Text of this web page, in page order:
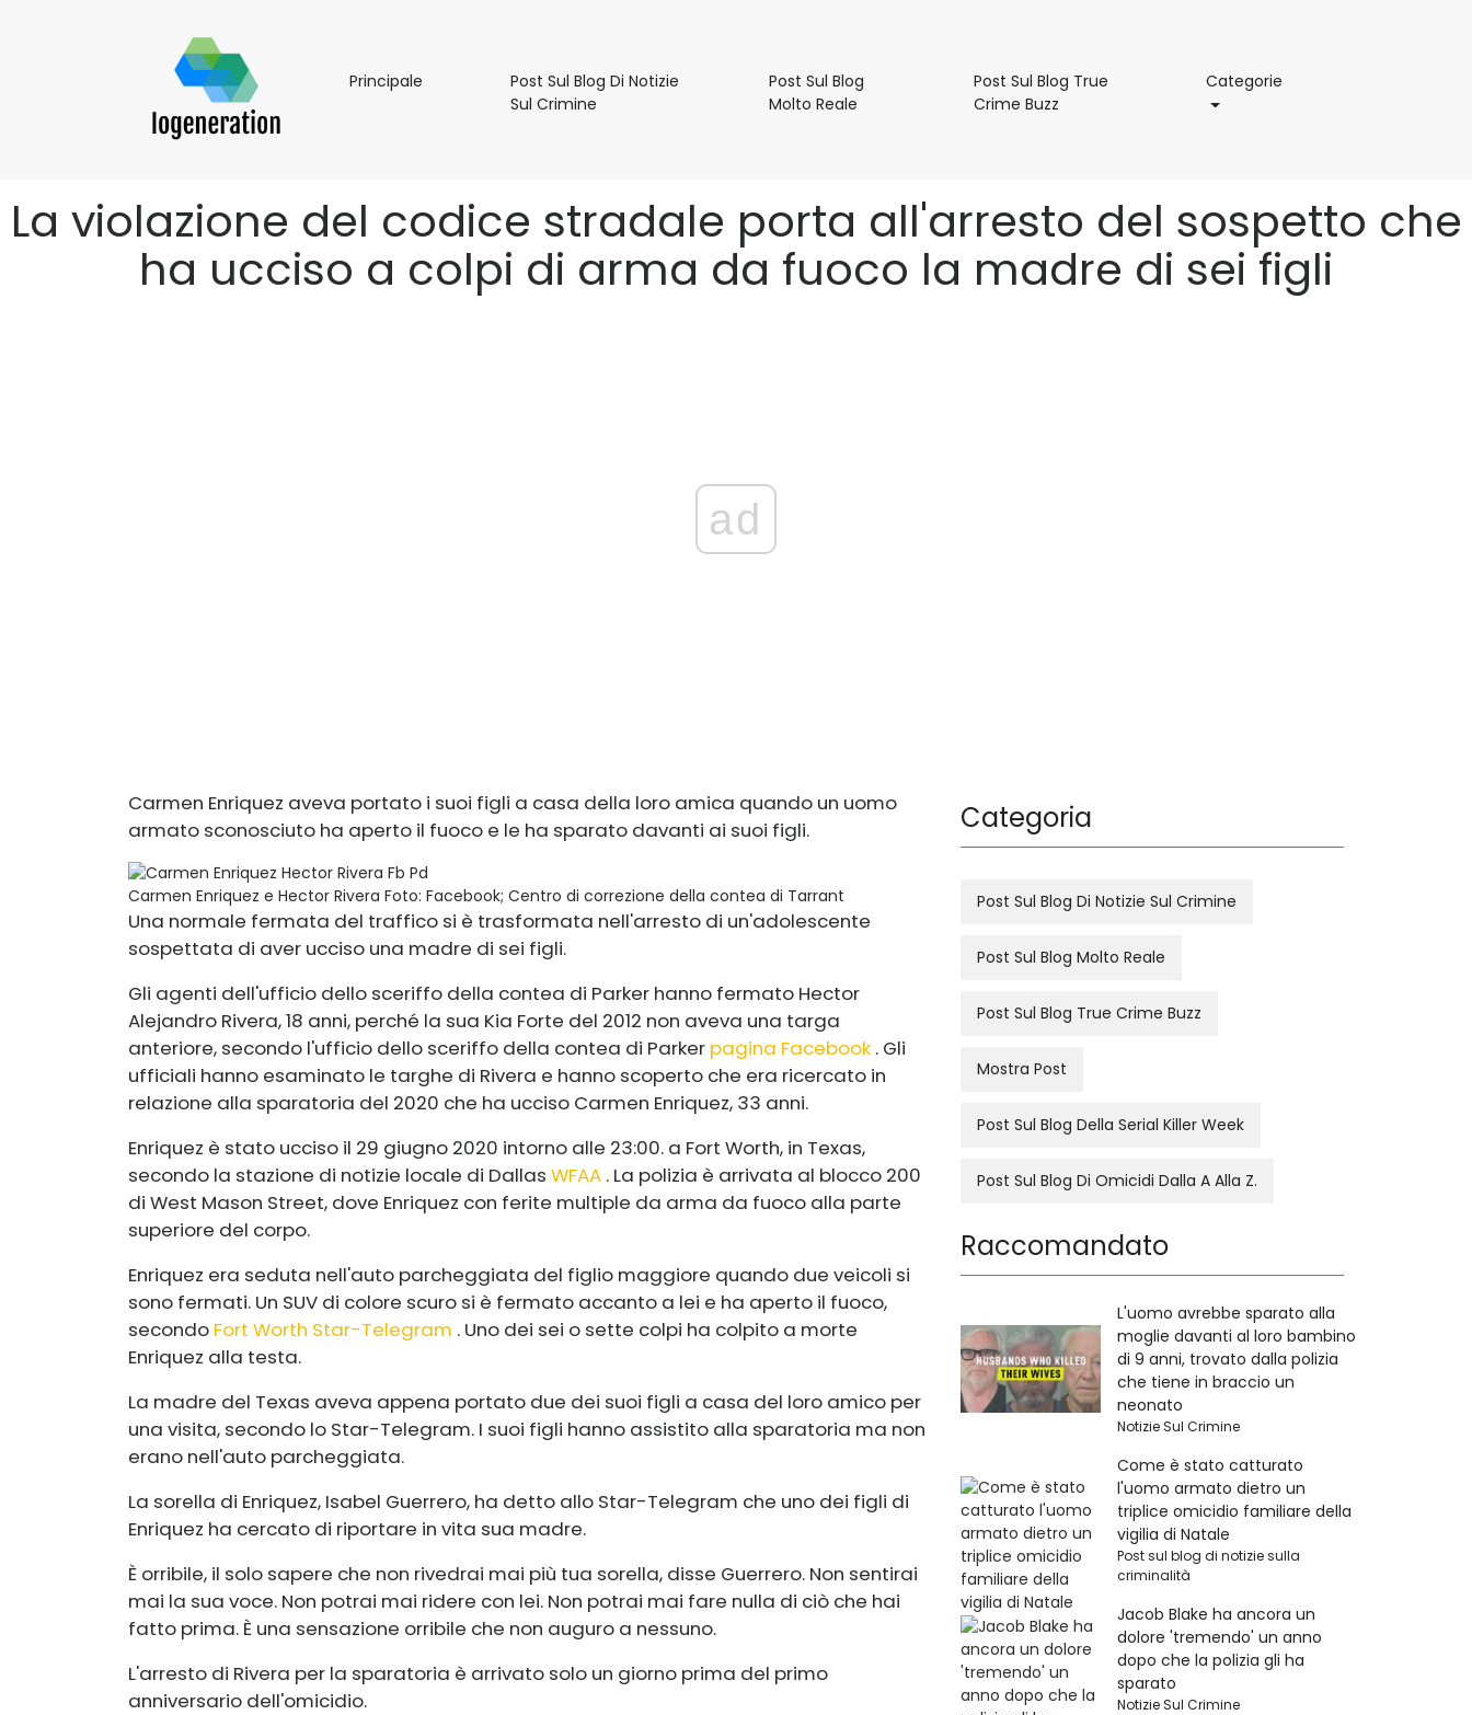
PrincipalePrincipale
Post Sul Blog Di Notizie
Sul CriminePost
Sul
Crimine
Post Sul Blog
Molto RealePost
Post Sul Blog True
Crime BuzzPost
Buzz
Categorie
La violazione del codice stradale porta all'arresto del sospetto che
ha ucciso a colpi di arma da fuoco la madre di sei figli
ad
Carmen Enriquez aveva portato i suoi figli a casa della loro amica quando un uomo
armato sconosciuto ha aperto il fuoco e le ha sparato davanti ai suoi figli.
Carmen Enriquez e Hector Rivera Foto: Facebook; Centro di correzione della contea di Tarrant
Una normale fermata del traffico si è trasformata nell'arresto di un'adolescente
sospettata di aver ucciso una madre di sei figli.
Gli agenti dell'ufficio dello sceriffo della contea di Parker hanno fermato Hector
Alejandro Rivera, 18 anni, perché la sua Kia Forte del 2012 non aveva una targa
anteriore, secondo l'ufficio dello sceriffo della contea di Parker pagina Facebook . Gli
ufficiali hanno esaminato le targhe di Rivera e hanno scoperto che era ricercato in
relazione alla sparatoria del 2020 che ha ucciso Carmen Enriquez, 33 anni.
Enriquez è stato ucciso il 29 giugno 2020 intorno alle 23:00. a Fort Worth, in Texas,
secondo la stazione di notizie locale di Dallas WFAA . La polizia è arrivata al blocco 200
di West Mason Street, dove Enriquez con ferite multiple da arma da fuoco alla parte
superiore del corpo.
Enriquez era seduta nell'auto parcheggiata del figlio maggiore quando due veicoli si
sono fermati. Un SUV di colore scuro si è fermato accanto a lei e ha aperto il fuoco,
secondo Fort Worth Star-Telegram . Uno dei sei o sette colpi ha colpito a morte
Enriquez alla testa.
La madre del Texas aveva appena portato due dei suoi figli a casa del loro amico per
una visita, secondo lo Star-Telegram. I suoi figli hanno assistito alla sparatoria ma non
erano nell'auto parcheggiata.
La sorella di Enriquez, Isabel Guerrero, ha detto allo Star-Telegram che uno dei figli di
Enriquez ha cercato di riportare in vita sua madre.
È orribile, il solo sapere che non rivedrai mai più tua sorella, disse Guerrero. Non sentirai
mai la sua voce. Non potrai mai ridere con lei. Non potrai mai fare nulla di ciò che hai
fatto prima. È una sensazione orribile che non auguro a nessuno.
L'arresto di Rivera per la sparatoria è arrivato solo un giorno prima del primo
anniversario dell'omicidio.
Categoria
Post Sul Blog Di Notizie Sul Crimine
Post Sul Blog Molto Reale
Post Sul Blog True Crime Buzz
Mostra Post
Post Sul Blog Della Serial Killer Week
Post Sul Blog Di Omicidi Dalla A Alla Z.
Raccomandato
L'uomo avrebbe sparato alla
moglie davanti al loro bambino
di 9 anni, trovato dalla polizia
che tiene in braccio un
neonato
Notizie Sul Crimine
Come è stato catturato
l'uomo armato dietro un
triplice omicidio familiare della
vigilia di Natale
Post sul blog di notizie sulla
criminalità
Jacob Blake ha ancora un
dolore 'tremendo' un anno
dopo che la polizia gli ha
sparato
Notizie Sul Crimine